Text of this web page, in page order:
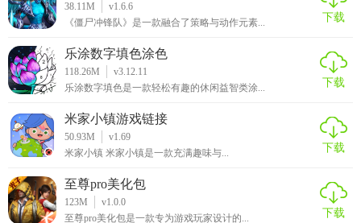
38.11M
v1.6.6
《僵尸冲锋队》是一款融合了策略与动作元素...
下载
乐涂数字填色涂色
118.26M
v3.12.11
乐涂数字填色是一款轻松有趣的休闲益智类涂...
下载
米家小镇游戏链接
50.93M
v1.69
米家小镇 米家小镇是一款充满趣味与...
下载
至尊pro美化包
123M
v1.0.0
至尊pro美化包是一款专为游戏玩家设计的...
下载